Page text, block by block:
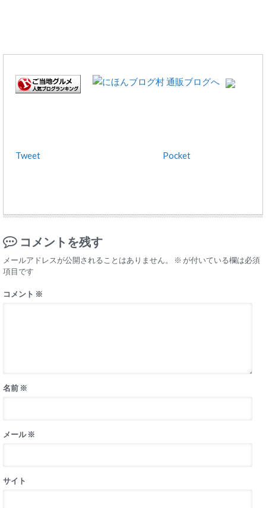
Tweet Pocket
コメントを残す
メールアドレスが公開されることはありません。 ※ が付いている欄は必須
項目です
コメント ※
名前 ※
メール※
サイト